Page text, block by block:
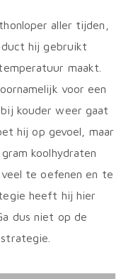
aller tijden,
hij gebruikt
maakt.
voor een
kouder weer gaat
hij op gevoel, maar
koolhydraten
te oefenen en te
heeft hij hier
dus niet op de